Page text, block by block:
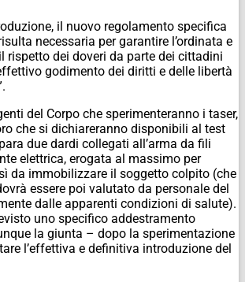
il nuovo regolamento specifica
necessaria per garantire l’ordinata e
rispetto dei doveri da parte dei cittadini
godimento dei diritti e delle libertà
del Corpo che sperimenteranno i taser,
che si dichiareranno disponibili al test
due dardi collegati all’arma da fili
elettrica, erogata al massimo per
da immobilizzare il soggetto colpito (che
essere poi valutato da personale del
dalle apparenti condizioni di salute).
uno specifico addestramento
la giunta – dopo la sperimentazione
l’effettiva e definitiva introduzione del